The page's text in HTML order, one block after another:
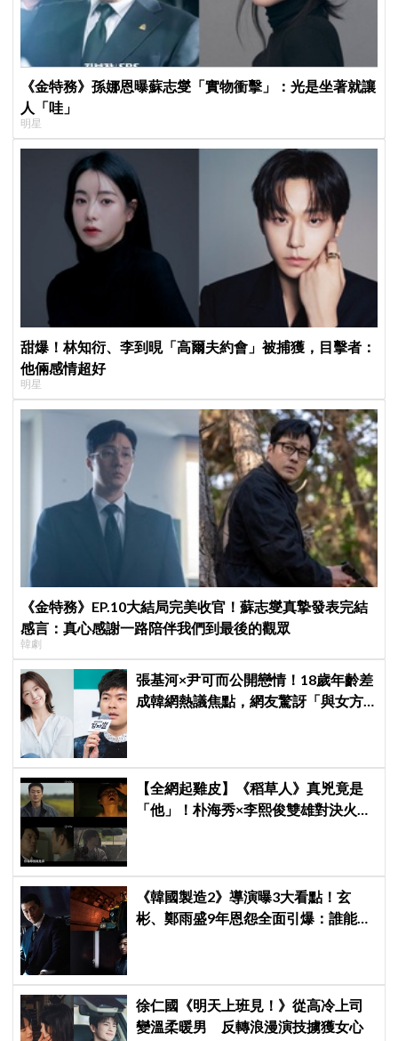
《金特務》孫娜恩曝蘇志燮「實物衝擊」：光是坐著就讓
人「哇」
明星
甜爆！林知衍、李到晛「高爾夫約會」被捕獲，目擊者：
他倆感情超好
明星
《金特務》EP.10大結局完美收官！蘇志燮真摯發表完結
感言：真心感謝一路陪伴我們到最後的觀眾
韓劇
張基河×尹可而公開戀情！18歲年齡差
成韓網熱議焦點，網友驚訝「與女方
【全網起雞皮】《稻草人》真兇竟是
「他」！朴海秀×李熙俊雙雄對決火花
《韓國製造2》導演曝3大看點！玄
彬、鄭雨盛9年恩怨全面引爆：誰能活
徐仁國《明天上班見！》從高冷上司
變溫柔暖男 反轉浪漫演技擄獲女心